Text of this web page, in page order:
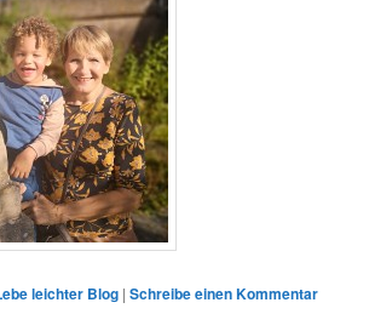
leichter Blog |Schreibe einen Kommentar